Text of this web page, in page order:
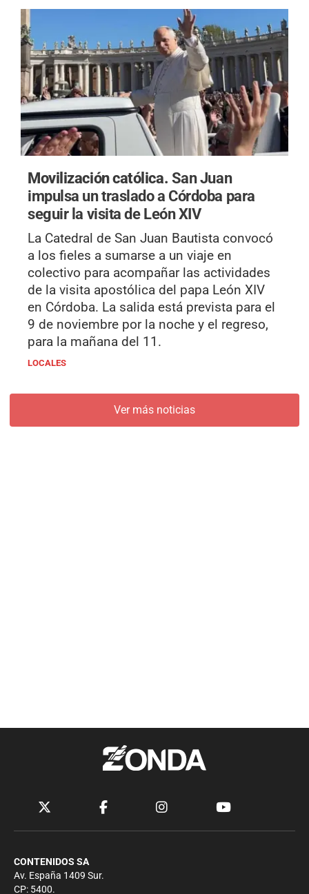
Movilización católica. San Juan
impulsa un traslado a Córdoba para
seguir la visita de León XIV
La Catedral de San Juan Bautista convocó
a los fieles a sumarse a un viaje en
colectivo para acompañar las actividades
de la visita apostólica del papa León XIV
en Córdoba. La salida está prevista para el
9 de noviembre por la noche y el regreso,
para la mañana del 11.
LOCALES
Ver más noticias
CONTENIDOS SA
Av. España 1409 Sur.
CP: 5400.